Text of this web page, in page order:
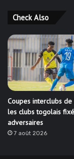
Check Also
Coupes interclubs de
les clubs togolais
adversaires
7 août 2026